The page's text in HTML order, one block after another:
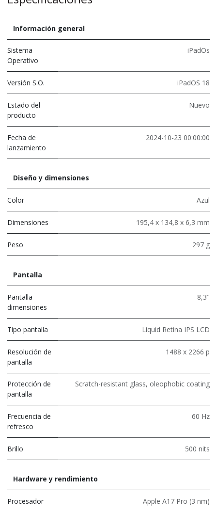
Información general
Sistema
Operativo
iPadOs
Versión S.O. iPadOS 18
Estado del
producto
Nuevo
Fecha de
lanzamiento
2024-10-23 00:00:00
Diseño y dimensiones
Color Azul
Dimensiones 195,4 x 134,8 x 6,3 mm
Peso 297 g
Pantalla
Pantalla
dimensiones
8,3"
Tipo pantalla Liquid Retina IPS LCD
Resolución de
pantalla
1488 x 2266 p
Protección de
pantalla
Scratch-resistant glass, oleophobic coating
Frecuencia de
refresco
60 Hz
Brillo 500 nits
Hardware y rendimiento
Procesador Apple A17 Pro (3 nm)